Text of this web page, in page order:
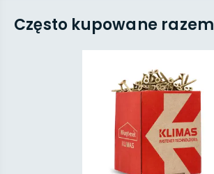
Często kupowane razem